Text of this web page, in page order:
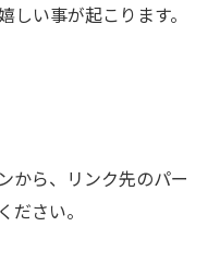
い事が起こります。
から、リンク先のパー
ださい。